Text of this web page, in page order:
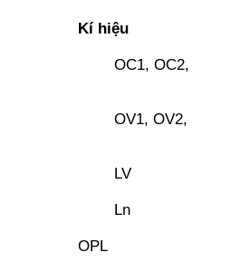
Kí hiệu
OC1, OC2,
OV1, OV2,
LV
Ln
OPL